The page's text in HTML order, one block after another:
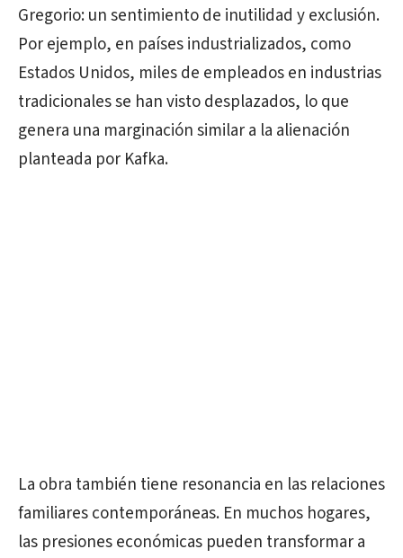
Gregorio: un sentimiento de inutilidad y exclusión.
Por ejemplo, en países industrializados, como
Estados Unidos, miles de empleados en industrias
tradicionales se han visto desplazados, lo que
genera una marginación similar a la alienación
planteada por Kafka.
La obra también tiene resonancia en las relaciones
familiares contemporáneas. En muchos hogares,
las presiones económicas pueden transformar a